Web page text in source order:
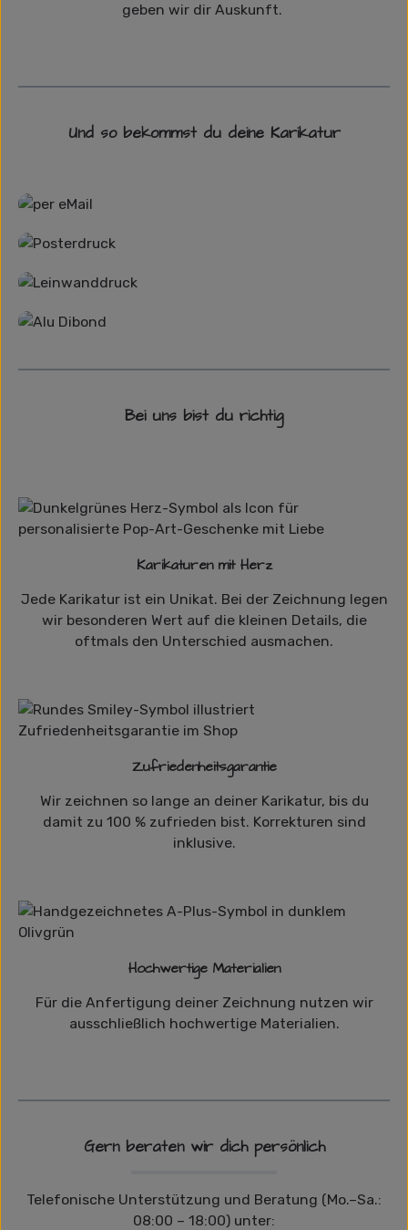
geben wir dir Auskunft.
Und so bekommst du deine Karikatur
Bei uns bist du richtig
Karikaturen mit Herz
Jede Karikatur ist ein Unikat. Bei der Zeichnung legen
wir besonderen Wert auf die kleinen Details, die
oftmals den Unterschied ausmachen.
Zufriedenheitsgarantie
Wir zeichnen so lange an deiner Karikatur, bis du
damit zu 100 % zufrieden bist. Korrekturen sind
inklusive.
Hochwertige Materialien
Für die Anfertigung deiner Zeichnung nutzen wir
ausschließlich hochwertige Materialien.
Gern beraten wir dich persönlich
Telefonische Unterstützung und Beratung (Mo.–Sa.:
08:00 – 18:00) unter: